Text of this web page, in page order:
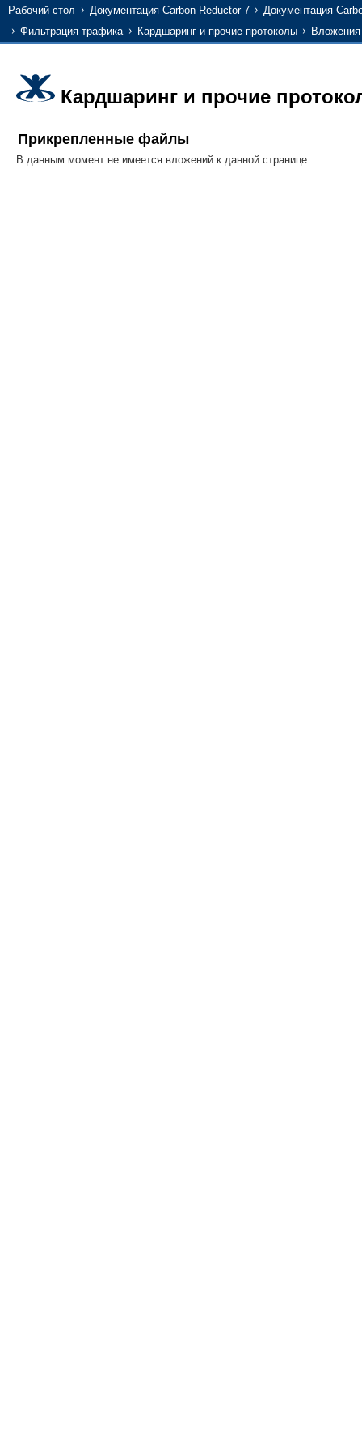
Рабочий стол Документация Carbon Reductor 7
Документация
Фильтрация трафика
Кардшаринг и прочие протоколы Вложения
Кардшаринг и прочие
Прикрепленные файлы
В данным момент не имеется вложений к данной странице.